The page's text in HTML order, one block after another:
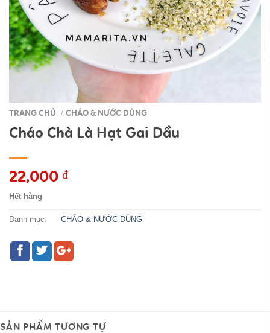
TRANG CHỦ / CHÁO & NƯỚC DÙNG
Cháo Chà Là Hạt Gai Dầu
22,000 ₫
Hết hàng
Danh mục: CHÁO & NƯỚC DÙNG
SẢN PHẨM TƯƠNG TỰ